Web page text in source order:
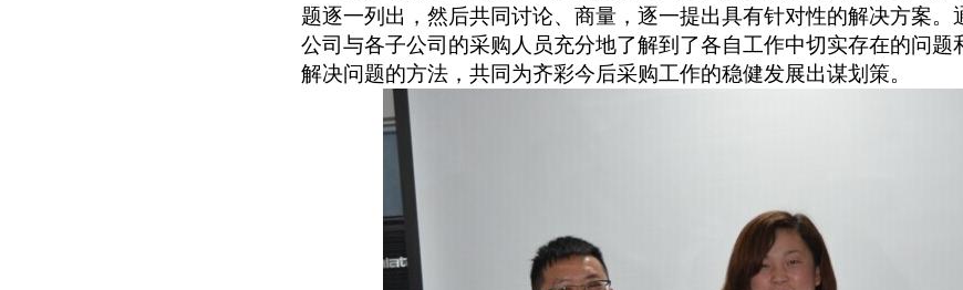
题逐一列出，然后共同讨论、商量，逐一提出具有针对性的解决方案。
公司与各子公司的采购人员充分地了解到了各自工作中切实存在的问题
解决问题的方法，共同为齐彩今后采购工作的稳健发展出谋划策。